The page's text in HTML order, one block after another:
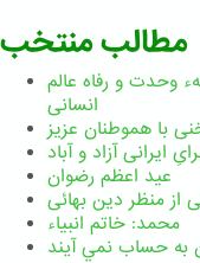
مطالب منتخب
وحدت و رفاه عالم
انسانی
با هموطنان عزیز
ایرانی آزاد و آباد
عید اعظم رضوان
از منظر دین بهائی
محمد: خاتم انبیاء
به حساب نمي آيند